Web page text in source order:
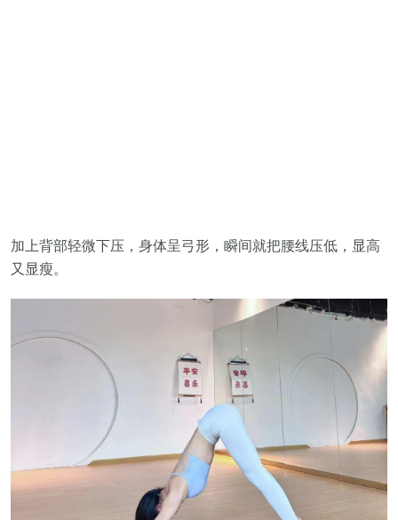
加上背部轻微下压，身体呈弓形，瞬间就把腰线压低，显高
又显瘦。